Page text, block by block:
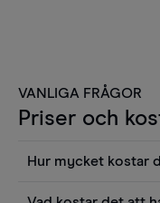
VANLIGA FRÅGOR
Priser och
Hur mycket kostar